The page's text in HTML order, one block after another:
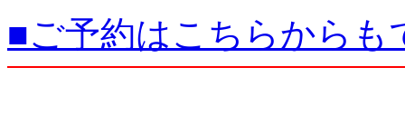
■ご予約はこちらからも